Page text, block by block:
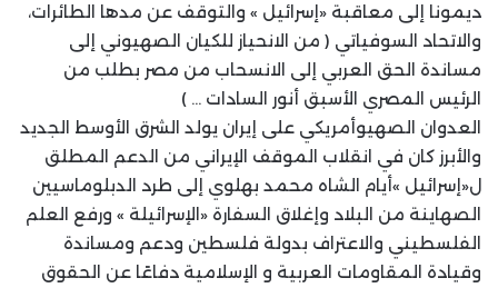
ديمونا إلى معاقبة «إسرائيل » والتوقف عن مدها الطائرات،
والاتحاد السوفياتي ( من الانحياز للكيان الصهيوني إلى
مساندة الحق العربي إلى الانسحاب من مصر بطلب من
الرئيس المصري الأسبق أنور السادات … )
العدوان الصهيوأمريكي على إيران يولد الشرق الأوسط الجديد
والأبرز كان في انقلاب الموقف الإيراني من الدعم المطلق
ل«إسرائيل »أيام الشاه محمد بهلوي إلى طرد الدبلوماسيين
الصهاينة من البلاد وإغلاق السفارة «الإسرائيلة » ورفع العلم
الفلسطيني والاعتراف بدولة فلسطين ودعم ومساندة
وقيادة المقاومات العربية و الإسلامية دفاعًا عن الحقوق